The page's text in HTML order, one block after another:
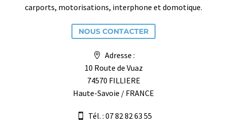
carports, motorisations, interphone et domotique.
NOUS CONTACTER
Adresse :
10 Route de Vuaz
74570 FILLIERE
Haute-Savoie / FRANCE
Tél. : 07 82 82 63 55